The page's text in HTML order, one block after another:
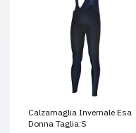
Calzamaglia Invernale Esa
Donna Taglia:S